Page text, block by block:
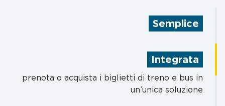
Semplice
MooneyGo ti offrirà le soluzioni migliori e più
comode per raggiungerla
Integrata
prenota o acquista i biglietti di treno e bus in
un’unica soluzione